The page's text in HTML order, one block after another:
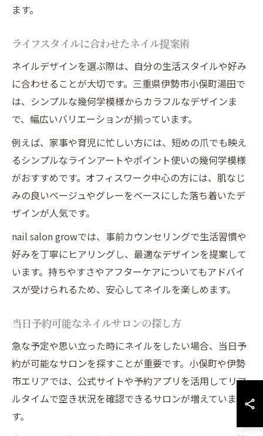
ます。
ライフスタイルに合わせたネイル提案術
ネイルデザインを選ぶ際は、自分の生活スタイルや好み
に合わせることが大切です。三重県伊勢市小俣町湯田で
は、シンプルな幾何学模様からカラフルなデザインま
で、幅広いバリエーションが揃っています。
例えば、家事や育児に忙しい方には、短めの爪でも映え
るシンプルなラインアートやポイント使いの幾何学模様
がおすすめです。オフィスワーク中心の方には、肌なじ
みの良いベージュやグレーをベースにした落ち着いたデ
ザインが人気です。
nail salon growでは、事前カウンセリングで生活習慣や
好みを丁寧にヒアリングし、最適なデザインを提案して
います。持ちやすさやアフターケアについてもアドバイ
スが受けられるため、安心してネイルを楽しめます。
当日予約可能なネイルサロンの探し方
急な予定や思い立った時にネイルをしたい場合、当日予
約が可能なサロンを探すことが重要です。小俣町や伊勢
市エリアでは、公式サイトや予約アプリを活用してリア
ルタイムで空き状況を確認できるサロンが増えていま
す。